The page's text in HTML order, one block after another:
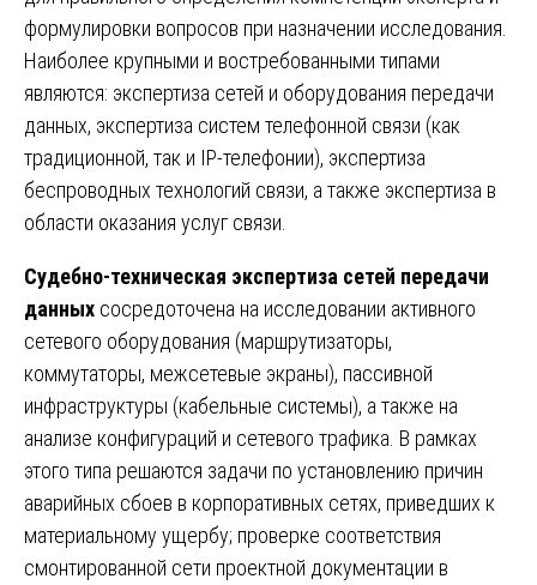
формулировки вопросов при назначении исследования.
Наиболее крупными и востребованными типами
являются: экспертиза сетей и оборудования передачи
данных, экспертиза систем телефонной связи (как
традиционной, так и IP-телефонии), экспертиза
беспроводных технологий связи, а также экспертиза в
области оказания услуг связи.
Судебно-техническая экспертиза сетей передачи
данных сосредоточена на исследовании активного
сетевого оборудования (маршрутизаторы,
коммутаторы, межсетевые экраны), пассивной
инфраструктуры (кабельные системы), а также на
анализе конфигураций и сетевого трафика. В рамках
этого типа решаются задачи по установлению причин
аварийных сбоев в корпоративных сетях, приведших к
материальному ущербу; проверке соответствия
смонтированной сети проектной документации в